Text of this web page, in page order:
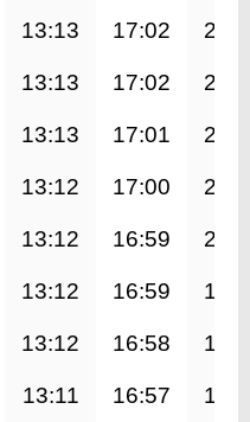
13:13 17:02
13:13 17:02
13:13 17:01
13:12 17:00
13:12 16:59
13:12 16:59
13:12 16:58
13:11 16:57